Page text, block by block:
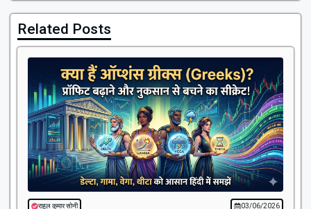
Related Posts
राहुल कुमार सोनी 03/06/2026